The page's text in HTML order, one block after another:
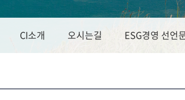
CI소개 오시는길 ESG경영 선언